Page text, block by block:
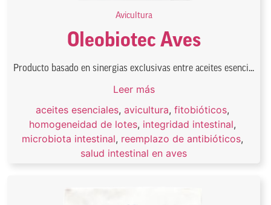
Avicultura
Oleobiotec Aves
Producto basado en sinergias exclusivas entre aceites esenci...
Leer más
aceites esenciales, avicultura, fitobióticos,
homogeneidad de lotes, integridad intestinal,
microbiota intestinal, reemplazo de antibióticos,
salud intestinal en aves